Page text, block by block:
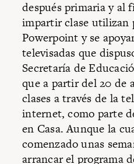
después primaria y al
impartir clase utilizan
Powerpoint y se
televisadas que
Secretaría de
que a partir del 20 de
clases a través de la
internet, como parte
en Casa. Aunque la
comenzado unas
arrancar el programa